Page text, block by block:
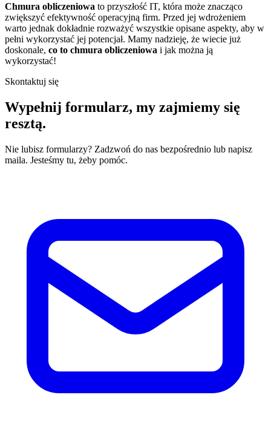
Chmura obliczeniowa to przyszłość IT, która może znacząco
zwiększyć efektywność operacyjną firm. Przed jej wdrożeniem
warto jednak dokładnie rozważyć wszystkie opisane aspekty, aby w
pełni wykorzystać jej potencjał. Mamy nadzieję, że wiecie już
doskonale, co to chmura obliczeniowa i jak można ją
wykorzystać!
Skontaktuj się
Wypełnij formularz, my zajmiemy się
resztą.
Nie lubisz formularzy? Zadzwoń do nas bezpośrednio lub napisz
maila. Jesteśmy tu, żeby pomóc.